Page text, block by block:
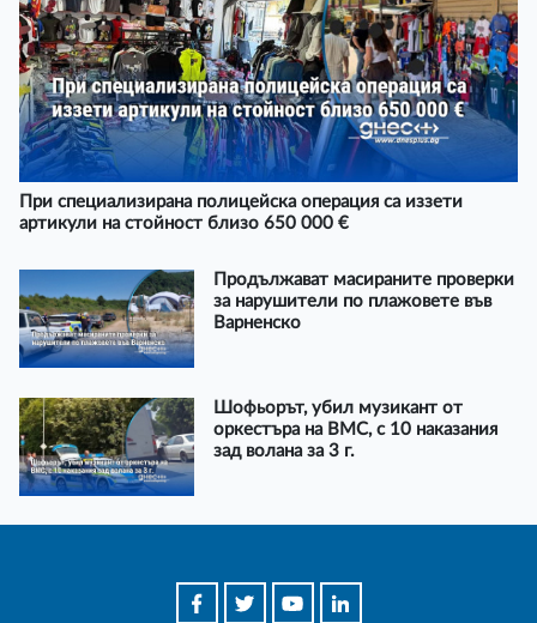
При специализирана полицейска операция са иззети
артикули на стойност близо 650 000 €
Продължават масираните проверки
за нарушители по плажовете във
Варненско
Шофьорът, убил музикант от
оркестъра на ВМС, с 10 наказания
зад волана за 3 г.